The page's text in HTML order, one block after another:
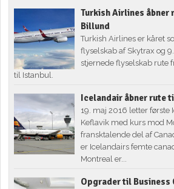
Turkish Airlines
Billund
Turkish Airlines er kåret
flyselskab af Skytrax og
stjernede flyselskab rute
til Istanbul.
Icelandair åbner rute
19. maj 2016 letter første
Keflavik med kurs mod
fransktalende del af
er Icelandairs femte
Montreal er...
Opgrader til Business